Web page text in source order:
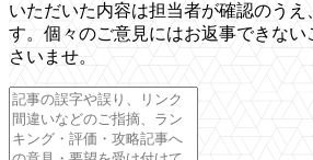
いただいた内容は担当者が確認のうえ
す。個々のご意見にはお返事できな
さいませ。